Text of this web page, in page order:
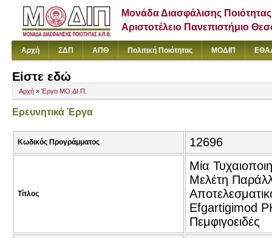
Μονάδα Διασφάλισης Ποιότητας
Αριστοτέλειο Πανεπιστήμιο
Αρχή ΣΔΠ ΑΠΘ Πολιτική Ποιότητας ΜΟΔΙΠ
Είστε εδώ
Αρχή » Έργο ΜΟ.ΔΙ.Π.
Ερευνητικά Έργα
Κωδικός Προγράμματος 12696
Τίτλος
Μία
Μελέτη
Efgartigimod
Πεμφιγοειδές